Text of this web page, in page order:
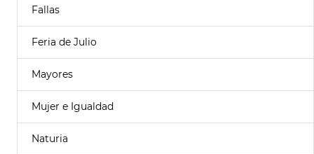
Fallas
Feria de Julio
Mayores
Mujer e Igualdad
Naturia